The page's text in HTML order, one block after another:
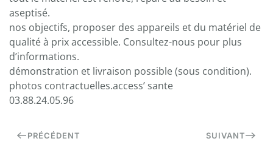
aseptisé.
nos objectifs, proposer des appareils et du matériel de
qualité à prix accessible. Consultez-nous pour plus
d’informations.
démonstration et livraison possible (sous condition).
photos contractuelles.access’ sante
03.88.24.05.96
PRÉCÉDENT SUIVANT